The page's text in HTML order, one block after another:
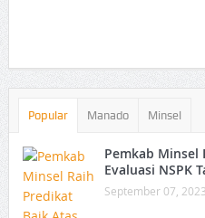
Popular Manado Minsel
Pemkab Minsel
Evaluasi NSPK
September 07, 2023